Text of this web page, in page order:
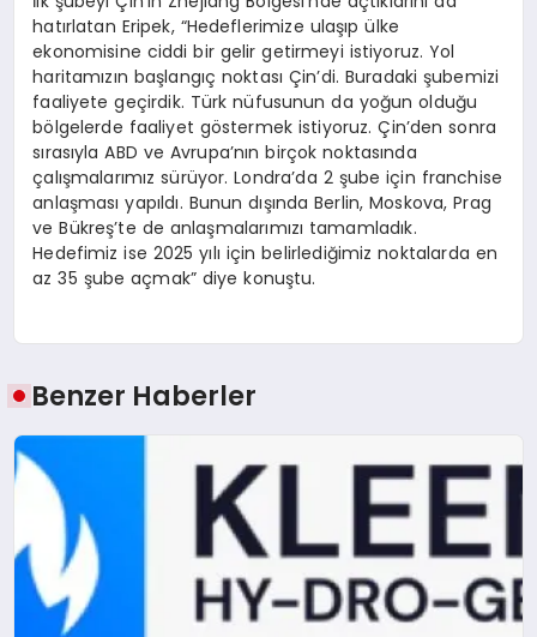
hatırlatan Eripek, “Hedeflerimize ulaşıp ülke
ekonomisine ciddi bir gelir getirmeyi istiyoruz. Yol
haritamızın başlangıç noktası Çin’di. Buradaki şubemizi
faaliyete geçirdik. Türk nüfusunun da yoğun olduğu
bölgelerde faaliyet göstermek istiyoruz. Çin’den sonra
sırasıyla ABD ve Avrupa’nın birçok noktasında
çalışmalarımız sürüyor. Londra’da 2 şube için franchise
anlaşması yapıldı. Bunun dışında Berlin, Moskova, Prag
ve Bükreş’te de anlaşmalarımızı tamamladık.
Hedefimiz ise 2025 yılı için belirlediğimiz noktalarda en
az 35 şube açmak” diye konuştu.
Benzer Haberler